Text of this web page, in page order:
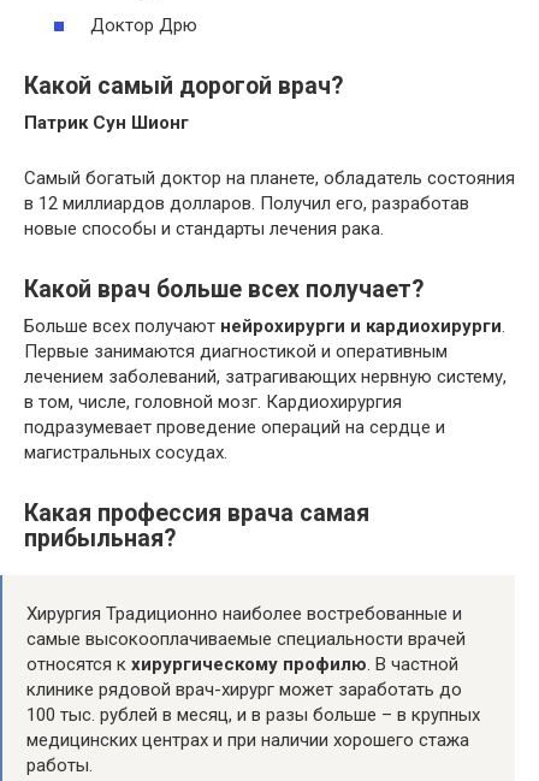
Доктор Дрю
Какой самый дорогой врач?
Патрик Сун Шионг
Самый богатый доктор на планете, обладатель состояния
в 12 миллиардов долларов. Получил его, разработав
новые способы и стандарты лечения рака.
Какой врач больше всех получает?
Больше всех получают нейрохирурги и кардиохирурги.
Первые занимаются диагностикой и оперативным
лечением заболеваний, затрагивающих нервную систему,
в том, числе, головной мозг. Кардиохирургия
подразумевает проведение операций на сердце и
магистральных сосудах.
Какая профессия врача самая
прибыльная?
Хирургия Традиционно наиболее востребованные и
самые высокооплачиваемые специальности врачей
относятся к хирургическому профилю. В частной
клинике рядовой врач-хирург может заработать до
100 тыс. рублей в месяц, и в разы больше – в крупных
медицинских центрах и при наличии хорошего стажа
работы.